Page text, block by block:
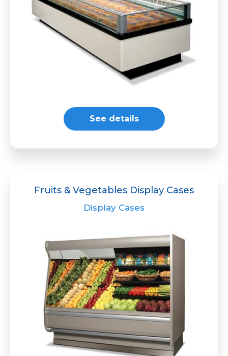
See details
Fruits & Vegetables Display Cases
Display Cases